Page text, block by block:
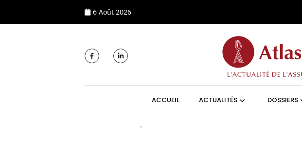
6 Août 2026
ACCUEIL ACTUALITÉS DOSSIERS